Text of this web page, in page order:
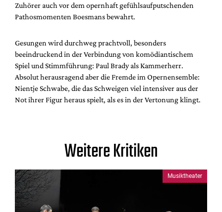
Zuhörer auch vor dem opernhaft gefühlsaufputschenden
Pathosmomenten Boesmans bewahrt.
Gesungen wird durchweg prachtvoll, besonders
beeindruckend in der Verbindung von komödiantischem
Spiel und Stimmführung: Paul Brady als Kammerherr.
Absolut herausragend aber die Fremde im Opernensemble:
Nientje Schwabe, die das Schweigen viel intensiver aus der
Not ihrer Figur heraus spielt, als es in der Vertonung klingt.
Weitere Kritiken
Musiktheater